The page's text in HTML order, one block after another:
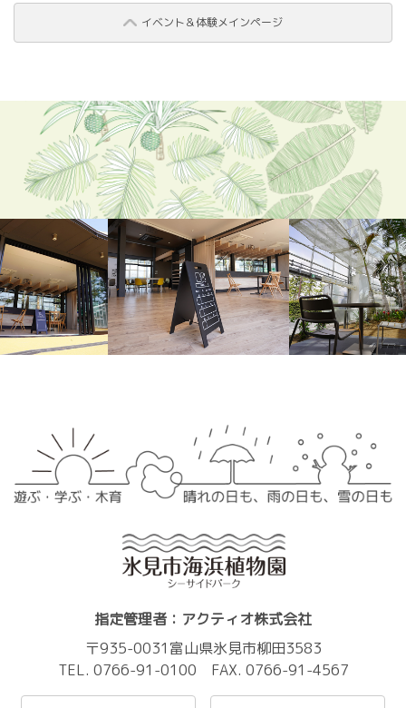
イベント＆体験メインページ
指定管理者：アクティオ株式会社
〒935-0031富山県氷見市柳田3583
TEL. 0766-91-0100 FAX. 0766-91-4567